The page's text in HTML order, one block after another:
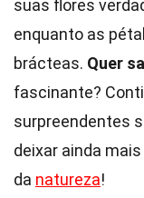
suas flores
enquanto as
brácteas. Quer
fascinante?
surpreendentes
deixar ainda
da natureza!